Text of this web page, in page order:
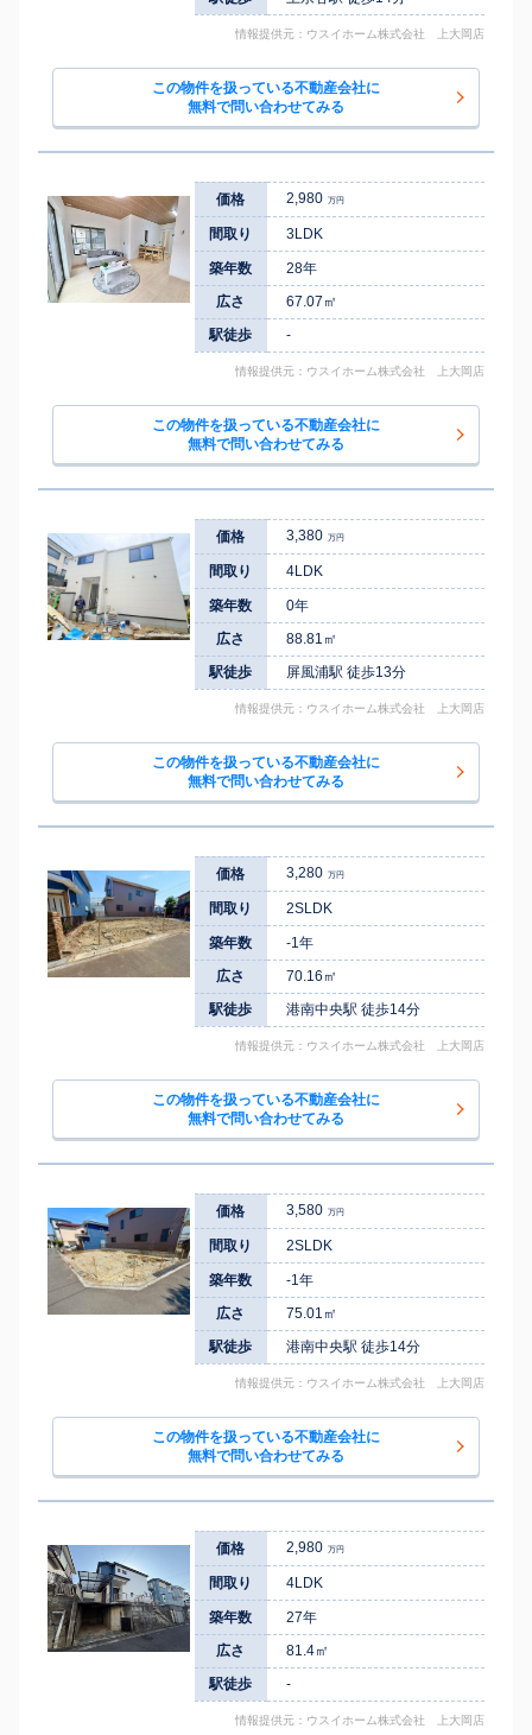
情報提供元：ウスイホーム株式会社 上大岡店
この物件を扱っている不動産会社に
無料で問い合わせてみる
価格 2,980 万円
間取り 3LDK
築年数
28年
広さ
67.07㎡
駅徒歩
-
情報提供元：ウスイホーム株式会社 上大岡店
この物件を扱っている不動産会社に
無料で問い合わせてみる
価格 3,380 万円
間取り 4LDK
築年数
0年
広さ
88.81㎡
駅徒歩
屏風浦駅 徒歩13分
情報提供元：ウスイホーム株式会社 上大岡店
この物件を扱っている不動産会社に
無料で問い合わせてみる
価格 3,280 万円
間取り 2SLDK
築年数
-1年
広さ
70.16㎡
駅徒歩
港南中央駅 徒歩14分
情報提供元：ウスイホーム株式会社 上大岡店
この物件を扱っている不動産会社に
無料で問い合わせてみる
価格 3,580 万円
間取り 2SLDK
築年数
-1年
広さ
75.01㎡
駅徒歩
港南中央駅 徒歩14分
情報提供元：ウスイホーム株式会社 上大岡店
この物件を扱っている不動産会社に
無料で問い合わせてみる
価格 2,980 万円
間取り 4LDK
築年数
27年
広さ
81.4㎡
駅徒歩
-
情報提供元：ウスイホーム株式会社 上大岡店